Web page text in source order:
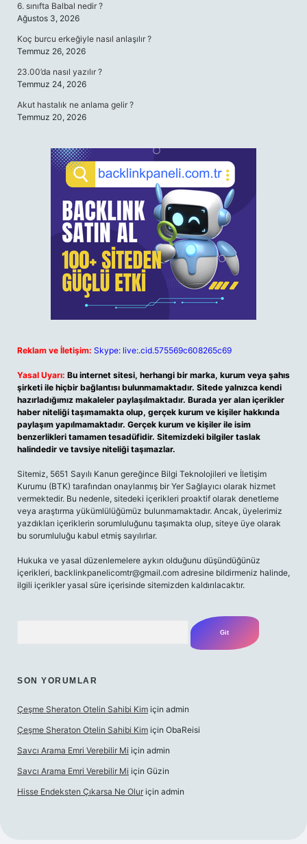
6. sınıfta Balbal nedir ?
Ağustos 3, 2026
Koç burcu erkeğiyle nasıl anlaşılır ?
Temmuz 26, 2026
23.00’da nasıl yazılır ?
Temmuz 24, 2026
Akut hastalık ne anlama gelir ?
Temmuz 20, 2026
Reklam ve İletişim: Skype: live:.cid.575569c608265c69
Yasal Uyarı: Bu internet sitesi, herhangi bir marka, kurum veya şahıs
şirketi ile hiçbir bağlantısı bulunmamaktadır. Sitede yalnızca kendi
hazırladığımız makaleler paylaşılmaktadır. Burada yer alan içerikler
haber niteliği taşımamakta olup, gerçek kurum ve kişiler hakkında
paylaşım yapılmamaktadır. Gerçek kurum ve kişiler ile isim
benzerlikleri tamamen tesadüfidir. Sitemizdeki bilgiler taslak
halindedir ve tavsiye niteliği taşımazlar.
Sitemiz, 5651 Sayılı Kanun gereğince Bilgi Teknolojileri ve İletişim
Kurumu (BTK) tarafından onaylanmış bir Yer Sağlayıcı olarak hizmet
vermektedir. Bu nedenle, sitedeki içerikleri proaktif olarak denetleme
veya araştırma yükümlülüğümüz bulunmamaktadır. Ancak, üyelerimiz
yazdıkları içeriklerin sorumluluğunu taşımakta olup, siteye üye olarak
bu sorumluluğu kabul etmiş sayılırlar.
Hukuka ve yasal düzenlemelere aykırı olduğunu düşündüğünüz
içerikleri, backlinkpanelicomtr@gmail.com adresine bildirmeniz halinde,
ilgili içerikler yasal süre içerisinde sitemizden kaldırılacaktır.
SON YORUMLAR
Çeşme Sheraton Otelin Sahibi Kim için admin
Çeşme Sheraton Otelin Sahibi Kim için ObaReisi
Savcı Arama Emri Verebilir Mi için admin
Savcı Arama Emri Verebilir Mi için Güzin
Hisse Endeksten Çıkarsa Ne Olur için admin